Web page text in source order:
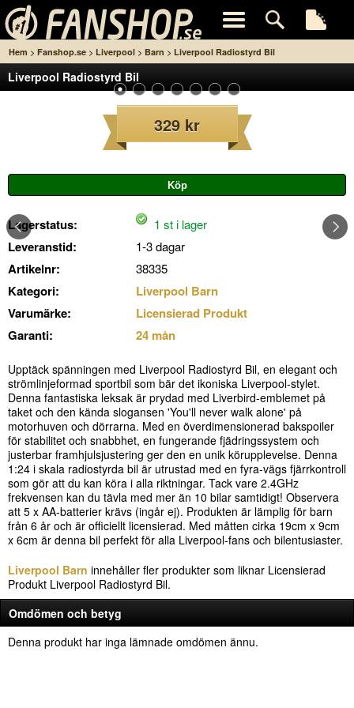
Hem > Fanshop.se > Liverpool > Barn > Liverpool Radiostyrd Bil
Liverpool Radiostyrd Bil
329 kr
Lagerstatus: 1 st i lager
Leveranstid: 1-3 dagar
Artikelnr: 38335
Kategori:
Liverpool Barn
Varumärke:
Licensierad Produkt
Garanti:
24 mån
Upptäck spänningen med Liverpool Radiostyrd Bil, en elegant och
strömlinjeformad sportbil som bär det ikoniska Liverpool-stylet.
Denna fantastiska leksak är prydad med Liverbird-emblemet på
taket och den kända slogansen 'You'll never walk alone' på
motorhuven och dörrarna. Med en överdimensionerad bakspoiler
för stabilitet och snabbhet, en fungerande fjädringssystem och
justerbar framhjulsjustering ger den en unik körupplevelse. Denna
1:24 i skala radiostyrda bil är utrustad med en fyra-vägs fjärrkontroll
som gör att du kan köra i alla riktningar. Tack vare 2.4GHz
frekvensen kan du tävla med mer än 10 bilar samtidigt! Observera
att 5 x AA-batterier krävs (ingår ej). Produkten är lämplig för barn
från 6 år och är officiellt licensierad. Med måtten cirka 19cm x 9cm
x 6cm är denna bil perfekt för alla Liverpool-fans och bilentusiaster.
Liverpool Barn innehåller fler produkter som liknar Licensierad
Produkt Liverpool Radiostyrd Bil.
Omdömen och betyg
Denna produkt har inga lämnade omdömen ännu.